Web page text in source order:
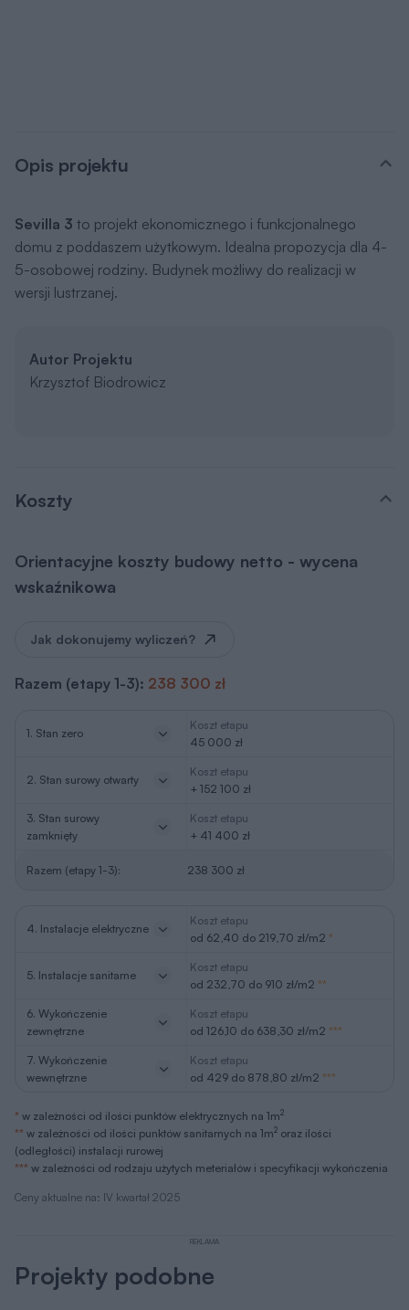
Opis projektu
Sevilla 3 to projekt ekonomicznego i funkcjonalnego
domu z poddaszem użytkowym. Idealna propozycja dla 4-
5-osobowej rodziny. Budynek możliwy do realizacji w
wersji lustrzanej.
Autor Projektu
Krzysztof Biodrowicz
Koszty
Orientacyjne koszty budowy netto - wycena
wskaźnikowa
Ceny aktualne na: IV kwartał 2025
Jak dokonujemy wyliczeń?
Razem (etapy 1-3): 238 300 zł
1. Stan zero
Koszt etapu
45 000 zł
2. Stan surowy otwarty
Koszt etapu
+ 152 100 zł
3. Stan surowy
zamknięty
Koszt etapu
+ 41 400 zł
Razem (etapy 1-3): 238 300 zł
4. Instalacje elektryczne
Koszt etapu
od 62,40 do 219,70 zł/m2 *
5. Instalacje sanitarne
Koszt etapu
od 232,70 do 910 zł/m2 **
6. Wykończenie
zewnętrzne
Koszt etapu
od 126,10 do 638,30 zł/m2 ***
7. Wykończenie
wewnętrzne
Koszt etapu
od 429 do 878,80 zł/m2 ***
* w zależności od ilości punktów elektrycznych na 1m2
** w zależności od ilości punktów sanitarnych na 1m2 oraz ilości
(odległości) instalacji rurowej
*** w zależności od rodzaju użytych meteriałów i specyfikacji wykończenia
REKLAMA
Projekty podobne